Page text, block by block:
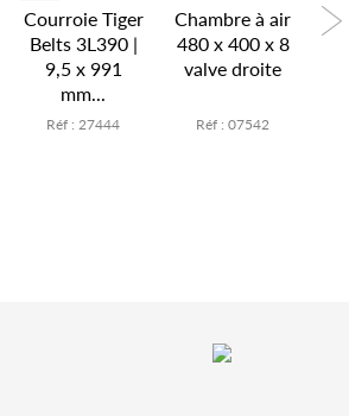
Courroie Tiger
Belts 3L390 |
9,5 x 991
mm...
Réf : 27444
Chambre à air
480 x 400 x 8
valve droite
Réf : 07542